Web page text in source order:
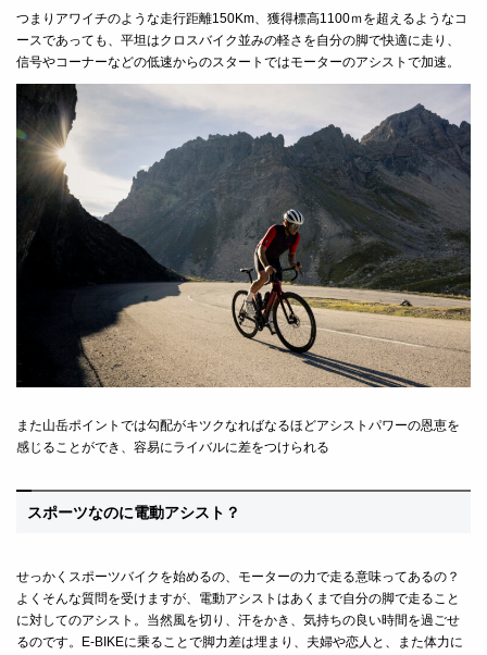
つまりアワイチのような走行距離150Km、獲得標高1100ｍを超えるようなコ
ースであっても、平坦はクロスバイク並みの軽さを自分の脚で快適に走り、
信号やコーナーなどの低速からのスタートではモーターのアシストで加速。
また山岳ポイントでは勾配がキツクなればなるほどアシストパワーの恩恵を
感じることができ、容易にライバルに差をつけられる
スポーツなのに電動アシスト？
せっかくスポーツバイクを始めるの、モーターの力で走る意味ってあるの？
よくそんな質問を受けますが、電動アシストはあくまで自分の脚で走ること
に対してのアシスト。当然風を切り、汗をかき、気持ちの良い時間を過ごせ
るのです。
E-BIKEに乗ることで脚力差は埋まり、夫婦や恋人と、また体力に